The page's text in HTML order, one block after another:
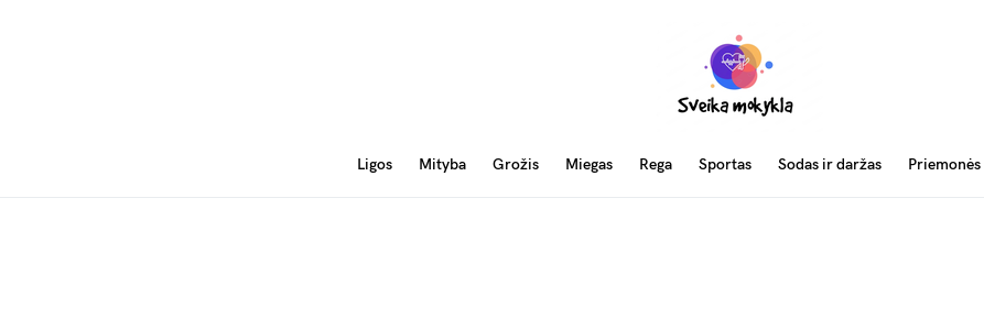
Ligos Mityba Grožis Miegas Rega Sportas Sodas ir daržas Priemonės